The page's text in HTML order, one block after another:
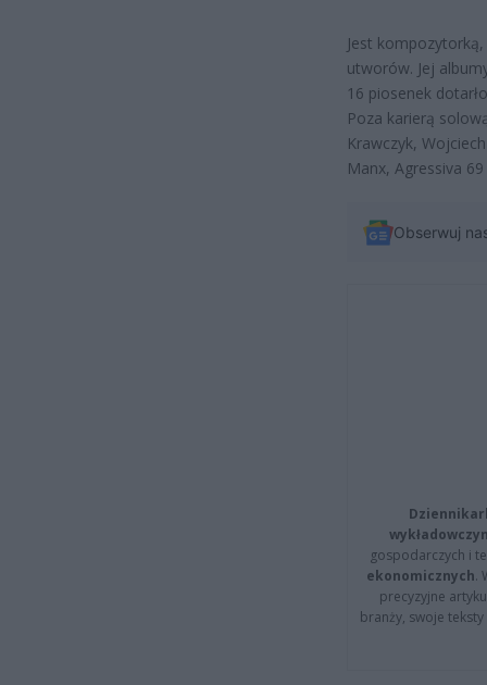
Jest
utworów. Jej
16 piosenek
Poza karierą
Krawczyk,
Manx, Agressiva
Obserwuj
gospodarczych i
ekonomicznych.
precyzyjne
branży, swoje